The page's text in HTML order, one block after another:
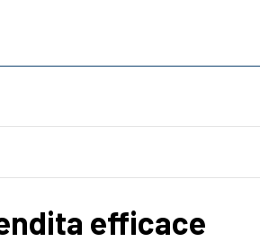
efficace